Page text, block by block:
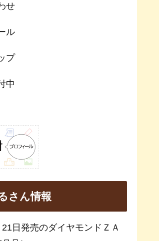
せ
ル
プ
中
さん情報
日発売のダイヤモンドＺＡ